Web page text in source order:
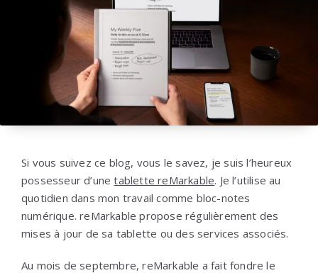
Si vous suivez ce blog, vous le savez, je suis l’heureux
possesseur d’unetablette reMarkable. Je l’utilise au
quotidien dans mon travail comme bloc-notes
numérique. reMarkable propose régulièrement des
mises à jour de sa tablette ou des services associés.
Au mois de septembre, reMarkable a fait fondre le